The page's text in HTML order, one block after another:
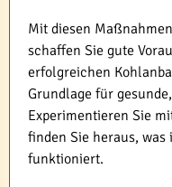
Mit diesen
schaffen Sie gute
erfolgreichen
Grundlage für
Experimentieren Sie
finden Sie heraus,
funktioniert.